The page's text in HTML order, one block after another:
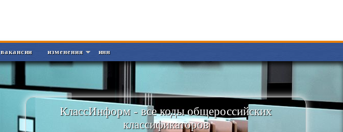
вакансии изменения инн
КлассИнформ - все коды общероссийских
классификаторов